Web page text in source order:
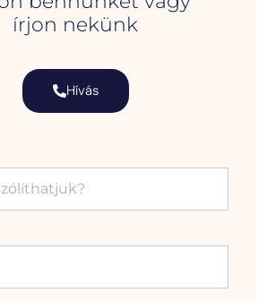
írjon nekünk
Hívás